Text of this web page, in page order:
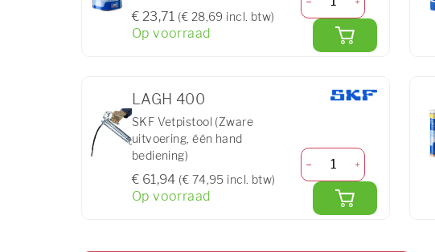
€ 23,71 (€ 28,69 incl. btw)
Op voorraad
LAGH 400
SKF Vetpistool (Zware
uitvoering, één hand
bediening)
€ 61,94 (€ 74,95 incl. btw)
Op voorraad